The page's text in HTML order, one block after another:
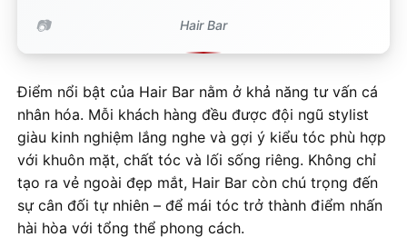
Hair Bar
Điểm nổi bật của Hair Bar nằm ở khả năng tư vấn cá
nhân hóa. Mỗi khách hàng đều được đội ngũ stylist
giàu kinh nghiệm lắng nghe và gợi ý kiểu tóc phù hợp
với khuôn mặt, chất tóc và lối sống riêng. Không chỉ
tạo ra vẻ ngoài đẹp mắt, Hair Bar còn chú trọng đến
sự cân đối tự nhiên – để mái tóc trở thành điểm nhấn
hài hòa với tổng thể phong cách.